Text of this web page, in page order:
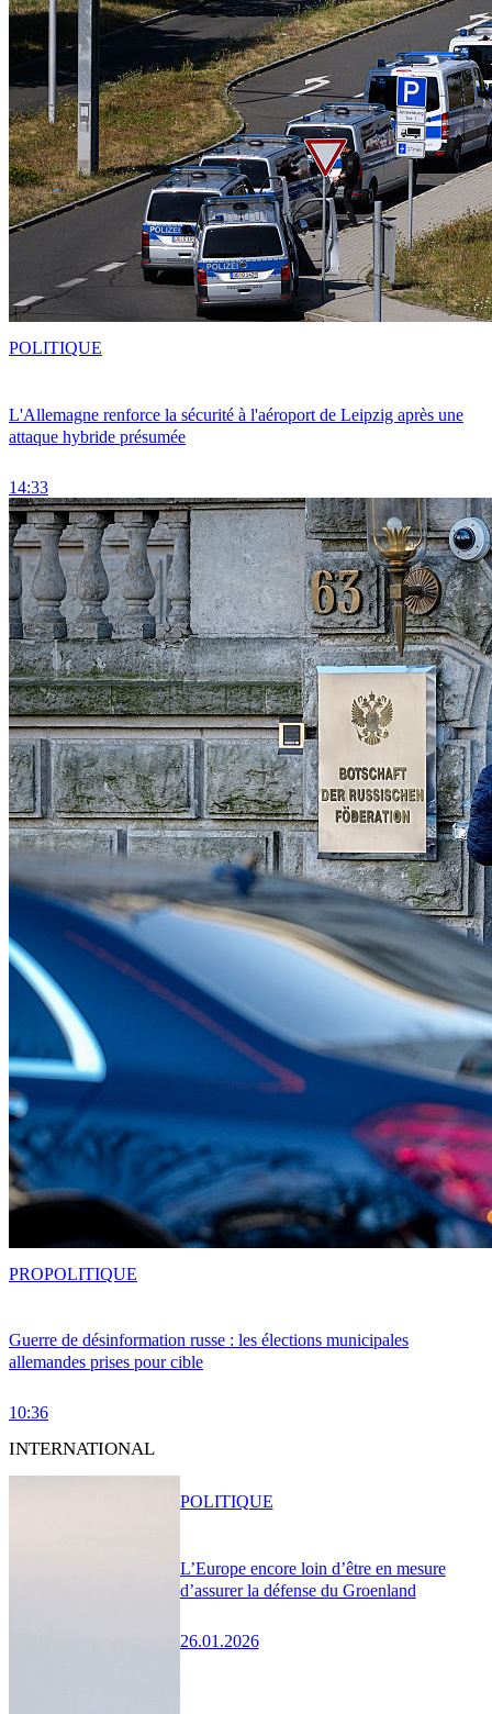
L'Allemagne renforce la sécurité à l'aéroport de Leipzig après une
attaque hybride présumée
14:33
POLITIQUE
Guerre de désinformation russe : les élections municipales
allemandes prises pour cible
10:36
PROPOLITIQUE
INTERNATIONAL
L’Europe encore loin d’être en mesure
d’assurer la défense du Groenland
26.01.2026
POLITIQUE